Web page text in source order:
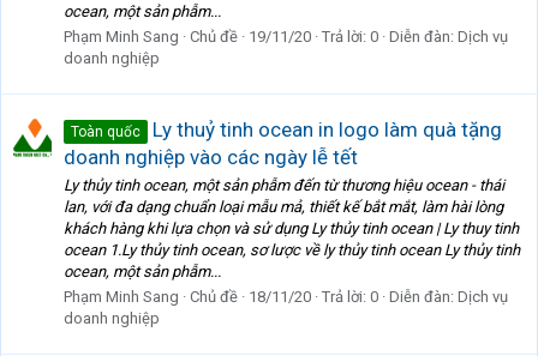
ocean, một sản phẫm...
Phạm Minh Sang
Chủ đề 19/11/20 Trả lời: 0 Diễn đàn: Dịch vụ
doanh nghiệp
Toàn quốc
Ly thuỷ tinh ocean in logo làm quà tặng
doanh nghiệp vào các ngày lễ tết
Ly thủy tinh ocean, một sản phẫm đến từ thương hiệu ocean - thái
lan, với đa dạng chuẩn loại mẫu mả, thiết kế bắt mắt, làm hài lòng
khách hàng khi lựa chọn và sử dụng Ly thủy tinh ocean | Ly thuy tinh
ocean 1.Ly thủy tinh ocean, sơ lược về ly thủy tinh ocean Ly thủy tinh
ocean, một sản phẫm...
Phạm Minh Sang
Chủ đề 18/11/20 Trả lời: 0 Diễn đàn: Dịch vụ
doanh nghiệp